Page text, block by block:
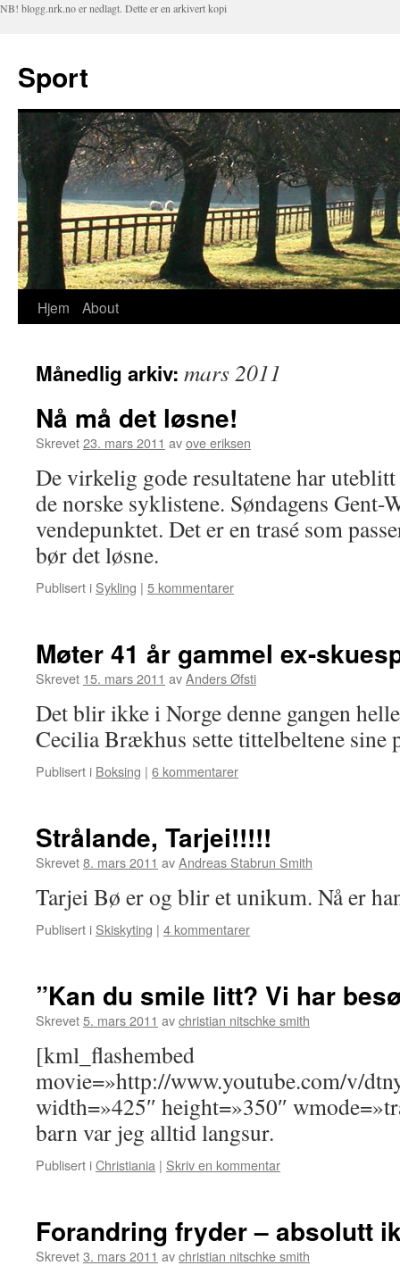
NB! blogg.nrk.no er nedlagt. Dette er en arkivert kopi
Sport
Hopp
innhold
Hjem About
Månedlig arkiv: mars 2011
Nå må det løsne!
Skrevet23. mars 2011 avove eriksen
De virkelig gode resultatene har
de norske syklistene. Søndagens Gent-
vendepunktet. Det er en trasé som
bør det løsne.
Publisert i Sykling | 5 kommentarer
Møter 41 år gammel ex-
Skrevet 15. mars 2011 avAnders Øfsti
Det blir ikke i Norge denne gangen
Cecilia Brækhus sette tittelbeltene sine
Publisert i Boksing | 6 kommentarer
Strålande, Tarjei!!!!!
Skrevet8. mars 2011 avAndreas Stabrun Smith
Tarjei Bø er og blir et unikum. Nå er
Publisert i Skiskyting | 4 kommentarer
”Kan du smile litt? Vi har
Skrevet5. mars 2011 avchristian nitschke smith
[kml_flashembed
movie=»http://www.youtube.com/v/
width=»425″ height=»350″
barn var jeg alltid langsur.
Publisert iChristiania | Skriv en kommentar
Forandring fryder – absolutt
Skrevet3. mars 2011 avchristian nitschke smith